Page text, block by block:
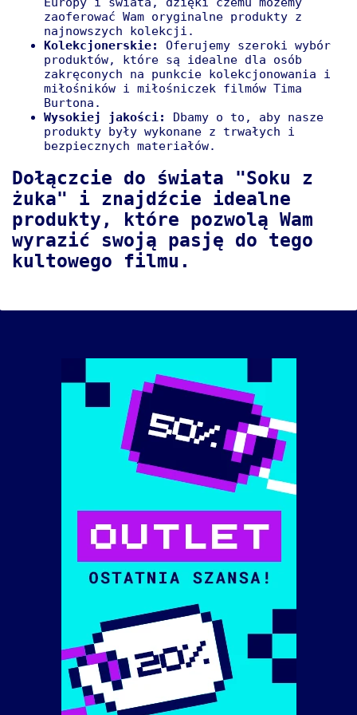
zaoferować Wam oryginalne produkty z
najnowszych kolekcji.
Kolekcjonerskie:
Oferujemy szeroki wybór
produktów, które są idealne dla osób
zakręconych na punkcie kolekcjonowania i
miłośników i miłośniczek filmów Tima
Burtona.
Wysokiej jakości:
Dbamy o to, aby nasze
produkty były wykonane z trwałych i
bezpiecznych materiałów.
Dołączcie do świata "Soku z
żuka" i znajdźcie idealne
produkty, które pozwolą Wam
wyrazić swoją pasję do tego
kultowego filmu.